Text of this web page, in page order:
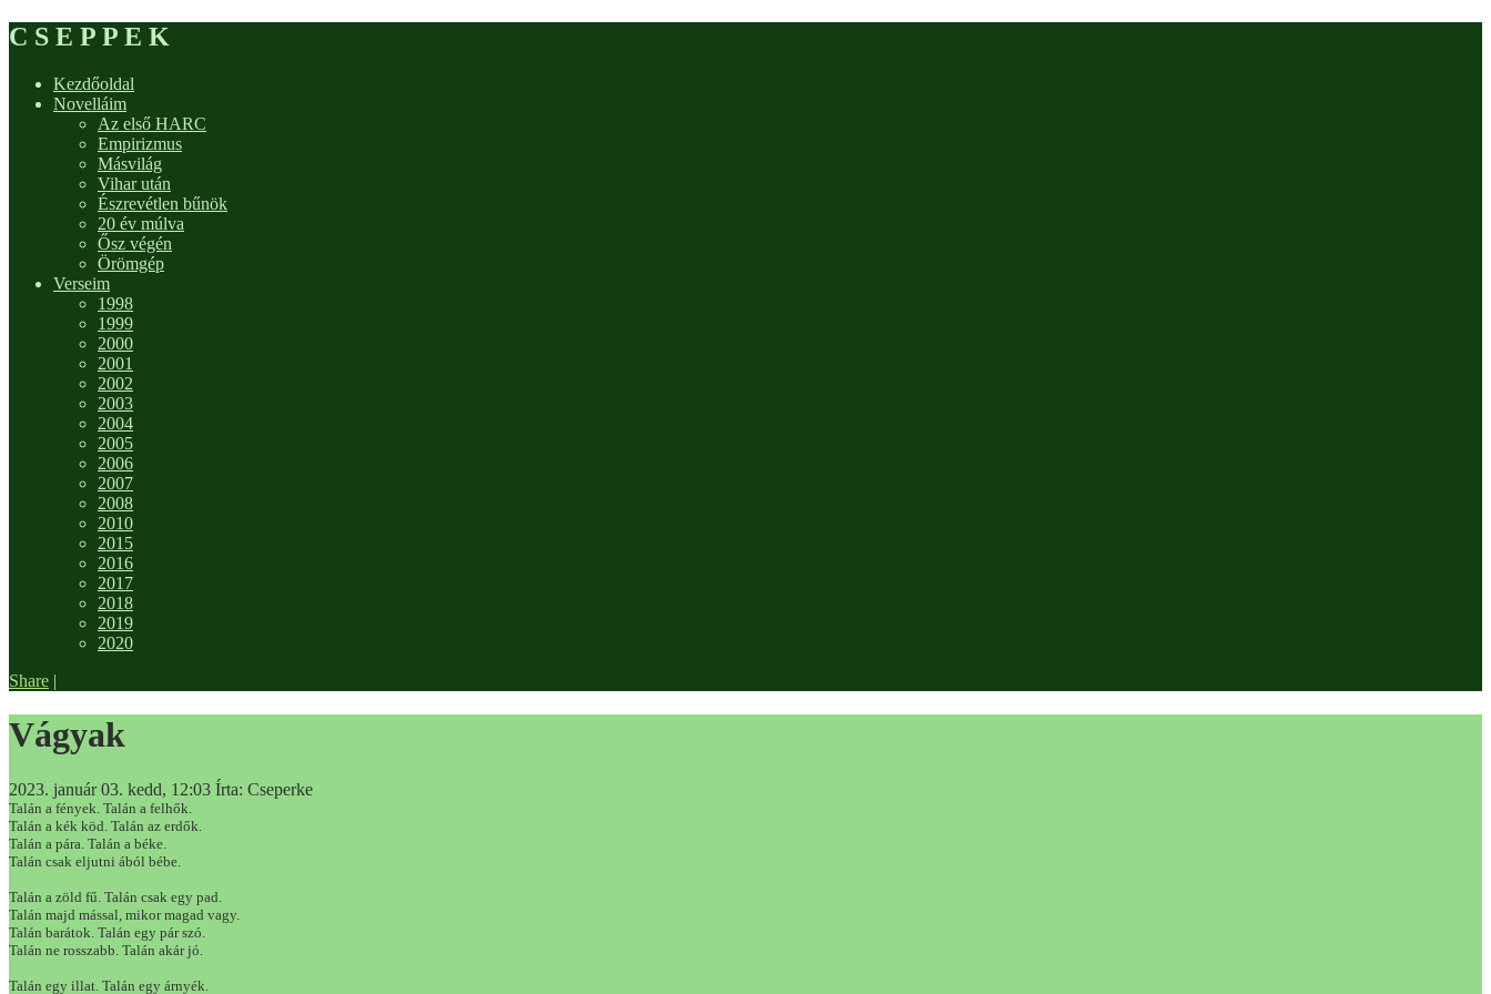
C S E P P E K
Kezdőoldal
Novelláim
Az első HARC
Empirizmus
Másvilág
Vihar után
Észrevétlen bűnök
20 év múlva
Ősz végén
Örömgép
Verseim
1998
1999
2000
2001
2002
2003
2004
2005
2006
2007
2008
2010
2015
2016
2017
2018
2019
2020
Share |
Vágyak
2023. január 03. kedd, 12:03 Írta: Cseperke
Talán a fények. Talán a felhők.
Talán a kék köd. Talán az erdők.
Talán a pára. Talán a béke.
Talán csak eljutni ából bébe.
Talán a zöld fű. Talán csak egy pad.
Talán majd mással, mikor magad vagy.
Talán barátok. Talán egy pár szó.
Talán ne rosszabb. Talán akár jó.
Talán egy illat. Talán egy árnyék.